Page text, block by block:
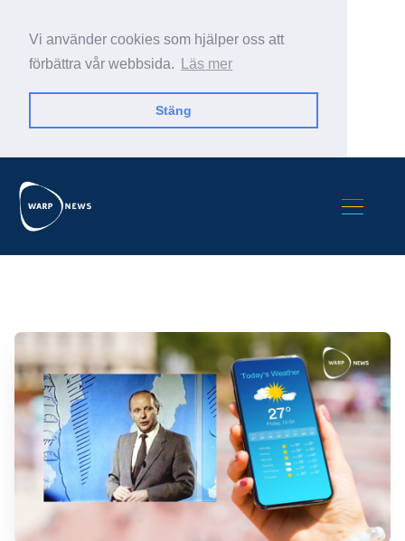
Vi använder cookies som hjälper oss att
förbättra vår webbsida.
Läs mer
Stäng